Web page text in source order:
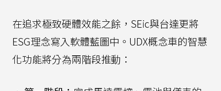
在追求極致硬體效能之餘，SEic與台達更將
ESG理念寫入軟體藍圖中。UDX概念車的智慧
化功能將分為兩階段推動：